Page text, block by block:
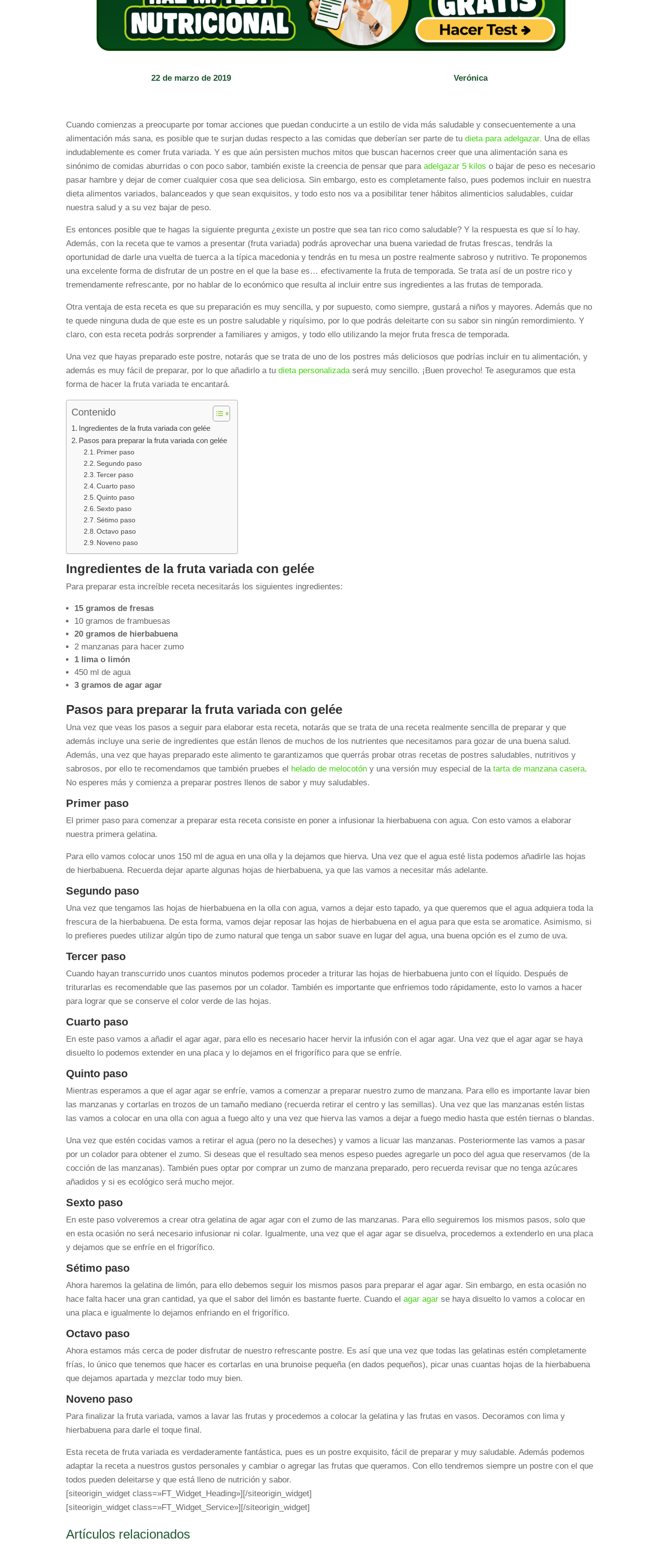
22 de marzo de 2019 Verónica
Cuando comienzas a preocuparte por tomar acciones que puedan conducirte a un estilo de vida más saludable y consecuentemente a una
alimentación más sana, es posible que te surjan dudas respecto a las comidas que deberían ser parte de tudieta para adelgazar. Una de ellas
indudablemente es comer fruta variada. Y es que aún persisten muchos mitos que buscan hacernos creer que una alimentación sana es
sinónimo de comidas aburridas o con poco sabor, también existe la creencia de pensar que paraadelgazar 5 kilos o bajar de peso es necesario
pasar hambre y dejar de comer cualquier cosa que sea deliciosa. Sin embargo, esto es completamente falso, pues podemos incluir en nuestra
dieta alimentos variados, balanceados y que sean exquisitos, y todo esto nos va a posibilitar tener hábitos alimenticios saludables, cuidar
nuestra salud y a su vez bajar de peso.
Es entonces posible que te hagas la siguiente pregunta ¿existe un postre que sea tan rico como saludable? Y la respuesta es que sí lo hay.
Además, con la receta que te vamos a presentar (fruta variada) podrás aprovechar una buena variedad de frutas frescas, tendrás la
oportunidad de darle una vuelta de tuerca a la típica macedonia y tendrás en tu mesa un postre realmente sabroso y nutritivo. Te proponemos
una excelente forma de disfrutar de un postre en el que la base es… efectivamente la fruta de temporada. Se trata así de un postre rico y
tremendamente refrescante, por no hablar de lo económico que resulta al incluir entre sus ingredientes a las frutas de temporada.
Otra ventaja de esta receta es que su preparación es muy sencilla, y por supuesto, como siempre, gustará a niños y mayores. Además que no
te quede ninguna duda de que este es un postre saludable y riquísimo, por lo que podrás deleitarte con su sabor sin ningún remordimiento. Y
claro, con esta receta podrás sorprender a familiares y amigos, y todo ello utilizando la mejor fruta fresca de temporada.
Una vez que hayas preparado este postre, notarás que se trata de uno de los postres más deliciosos que podrías incluir en tu alimentación, y
además es muy fácil de preparar, por lo que añadirlo a tudieta personalizadaserá muy sencillo. ¡Buen provecho! Te aseguramos que esta
forma de hacer la fruta variada te encantará.
Contenido
Ingredientes de la fruta variada con gelée
Pasos para preparar la fruta variada con gelée
Primer paso
Segundo paso
Tercer paso
Cuarto paso
Quinto paso
Sexto paso
Sétimo paso
Octavo paso
Noveno paso
Ingredientes de la fruta variada con gelée
Para preparar esta increíble receta necesitarás los siguientes ingredientes:
15 gramos de fresas
10 gramos de frambuesas
20 gramos de hierbabuena
2 manzanas para hacer zumo
1 lima o limón
450 ml de agua
3 gramos de agar agar
Pasos para preparar la fruta variada con gelée
Una vez que veas los pasos a seguir para elaborar esta receta, notarás que se trata de una receta realmente sencilla de preparar y que
además incluye una serie de ingredientes que están llenos de muchos de los nutrientes que necesitamos para gozar de una buena salud.
Además, una vez que hayas preparado este alimento te garantizamos que querrás probar otras recetas de postres saludables, nutritivos y
sabrosos, por ello te recomendamos que también pruebes el helado de melocotón y una versión muy especial de latarta de manzana casera.
No esperes más y comienza a preparar postres llenos de sabor y muy saludables.
Primer paso
El primer paso para comenzar a preparar esta receta consiste en poner a infusionar la hierbabuena con agua. Con esto vamos a elaborar
nuestra primera gelatina.
Para ello vamos colocar unos 150 ml de agua en una olla y la dejamos que hierva. Una vez que el agua esté lista podemos añadirle las hojas
de hierbabuena. Recuerda dejar aparte algunas hojas de hierbabuena, ya que las vamos a necesitar más adelante.
Segundo paso
Una vez que tengamos las hojas de hierbabuena en la olla con agua, vamos a dejar esto tapado, ya que queremos que el agua adquiera toda la
frescura de la hierbabuena. De esta forma, vamos dejar reposar las hojas de hierbabuena en el agua para que esta se aromatice. Asimismo, si
lo prefieres puedes utilizar algún tipo de zumo natural que tenga un sabor suave en lugar del agua, una buena opción es el zumo de uva.
Tercer paso
Cuando hayan transcurrido unos cuantos minutos podemos proceder a triturar las hojas de hierbabuena junto con el líquido. Después de
triturarlas es recomendable que las pasemos por un colador. También es importante que enfriemos todo rápidamente, esto lo vamos a hacer
para lograr que se conserve el color verde de las hojas.
Cuarto paso
En este paso vamos a añadir el agar agar, para ello es necesario hacer hervir la infusión con el agar agar. Una vez que el agar agar se haya
disuelto lo podemos extender en una placa y lo dejamos en el frigorífico para que se enfríe.
Quinto paso
Mientras esperamos a que el agar agar se enfríe, vamos a comenzar a preparar nuestro zumo de manzana. Para ello es importante lavar bien
las manzanas y cortarlas en trozos de un tamaño mediano (recuerda retirar el centro y las semillas). Una vez que las manzanas estén listas
las vamos a colocar en una olla con agua a fuego alto y una vez que hierva las vamos a dejar a fuego medio hasta que estén tiernas o blandas.
Una vez que estén cocidas vamos a retirar el agua (pero no la deseches) y vamos a licuar las manzanas. Posteriormente las vamos a pasar
por un colador para obtener el zumo. Si deseas que el resultado sea menos espeso puedes agregarle un poco del agua que reservamos (de la
cocción de las manzanas). También pues optar por comprar un zumo de manzana preparado, pero recuerda revisar que no tenga azúcares
añadidos y si es ecológico será mucho mejor.
Sexto paso
En este paso volveremos a crear otra gelatina de agar agar con el zumo de las manzanas. Para ello seguiremos los mismos pasos, solo que
en esta ocasión no será necesario infusionar ni colar. Igualmente, una vez que el agar agar se disuelva, procedemos a extenderlo en una placa
y dejamos que se enfríe en el frigorífico.
Sétimo paso
Ahora haremos la gelatina de limón, para ello debemos seguir los mismos pasos para preparar el agar agar. Sin embargo, en esta ocasión no
hace falta hacer una gran cantidad, ya que el sabor del limón es bastante fuerte. Cuando elagar agar se haya disuelto lo vamos a colocar en
una placa e igualmente lo dejamos enfriando en el frigorífico.
Octavo paso
Ahora estamos más cerca de poder disfrutar de nuestro refrescante postre. Es así que una vez que todas las gelatinas estén completamente
frías, lo único que tenemos que hacer es cortarlas en una brunoise pequeña (en dados pequeños), picar unas cuantas hojas de la hierbabuena
que dejamos apartada y mezclar todo muy bien.
Noveno paso
Para finalizar la fruta variada, vamos a lavar las frutas y procedemos a colocar la gelatina y las frutas en vasos. Decoramos con lima y
hierbabuena para darle el toque final.
Esta receta de fruta variada es verdaderamente fantástica, pues es un postre exquisito, fácil de preparar y muy saludable. Además podemos
adaptar la receta a nuestros gustos personales y cambiar o agregar las frutas que queramos. Con ello tendremos siempre un postre con el que
todos pueden deleitarse y que está lleno de nutrición y sabor.
[siteorigin_widget class=»FT_Widget_Heading»] [/siteorigin_widget]
[siteorigin_widget class=»FT_Widget_Service»] [/siteorigin_widget]
Artículos relacionados